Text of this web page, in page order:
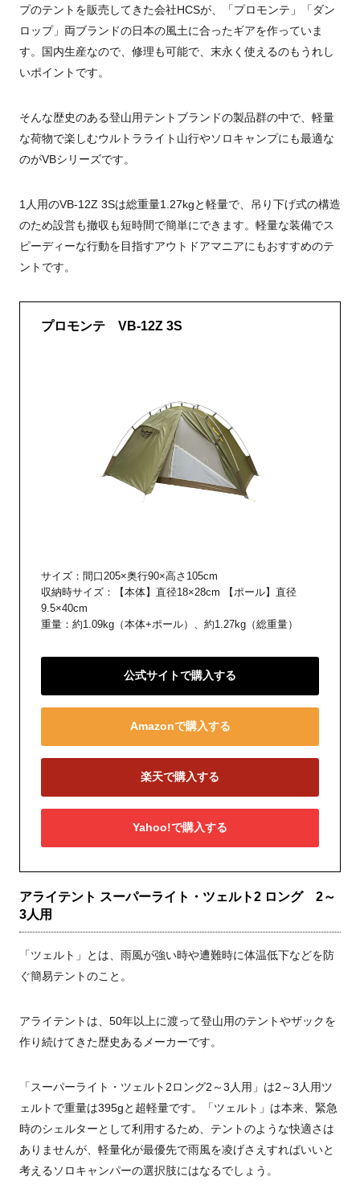
プのテントを販売してきた会社HCSが、「プロモンテ」「ダン
ロップ」両ブランドの日本の風土に合ったギアを作っていま
す。国内生産なので、修理も可能で、末永く使えるのもうれし
いポイントです。
そんな歴史のある登山用テントブランドの製品群の中で、軽量
な荷物で楽しむウルトラライト山行やソロキャンプにも最適な
のがVBシリーズです。
1人用のVB-12Z 3Sは総重量1.27kgと軽量で、吊り下げ式の構造
のため設営も撤収も短時間で簡単にできます。軽量な装備でス
ピーディーな行動を目指すアウトドアマニアにもおすすめのテ
ントです。
プロモンテ VB-12Z 3S
サイズ：間口205×奥行90×高さ105cm
収納時サイズ：【本体】直径18×28cm 【ポール】直径
9.5×40cm
重量：約1.09kg（本体+ポール）、約1.27kg（総重量）
公式サイトで購入する
Amazonで購入する
楽天で購入する
Yahoo!で購入する
アライテント スーパーライト・ツェルト2 ロング 2～
3人用
「ツェルト」とは、雨風が強い時や遭難時に体温低下などを防
ぐ簡易テントのこと。
アライテントは、50年以上に渡って登山用のテントやザックを
作り続けてきた歴史あるメーカーです。
「スーパーライト・ツェルト2ロング2～3人用」は2～3人用ツ
ェルトで重量は395gと超軽量です。「ツェルト」は本来、緊急
時のシェルターとして利用するため、テントのような快適さは
ありませんが、軽量化が最優先で雨風を凌げさえすればいいと
考えるソロキャンパーの選択肢にはなるでしょう。